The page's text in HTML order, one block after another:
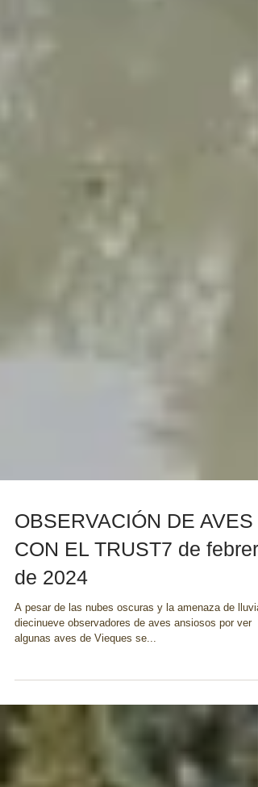
OBSERVACIÓN DE AVES
CON EL TRUST7 de febrero
de 2024
A pesar de las nubes oscuras y la amenaza de